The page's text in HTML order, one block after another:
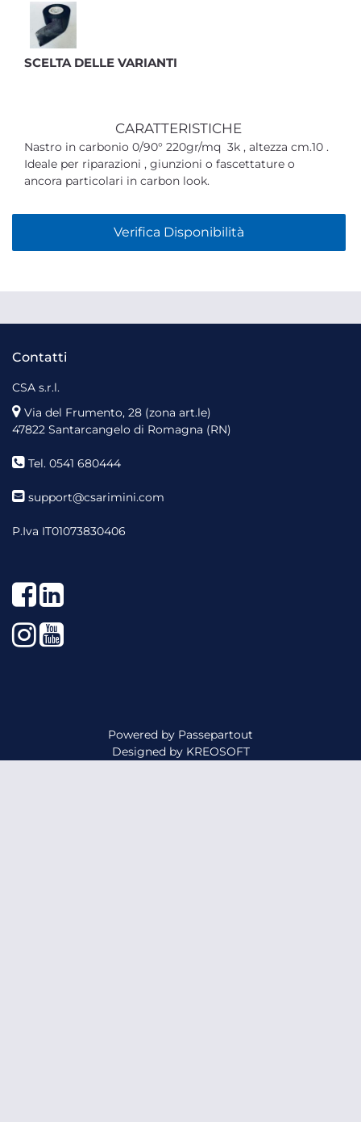
SCELTA DELLE VARIANTI
CARATTERISTICHE
Nastro in carbonio 0/90° 220gr/mq 3k , altezza cm.10 .
Ideale per riparazioni , giunzioni o fascettature o
ancora particolari in carbon look.
Verifica Disponibilità
Contatti
CSA s.r.l.
Via del Frumento, 28 (zona art.le)
47822 Santarcangelo di Romagna (RN)
Tel. 0541 680444
support@csarimini.com
P.Iva IT01073830406
Facebook
LinkedIn
Instagram
YouTube
Powered by Passepartout
Designed by KREOSOFT